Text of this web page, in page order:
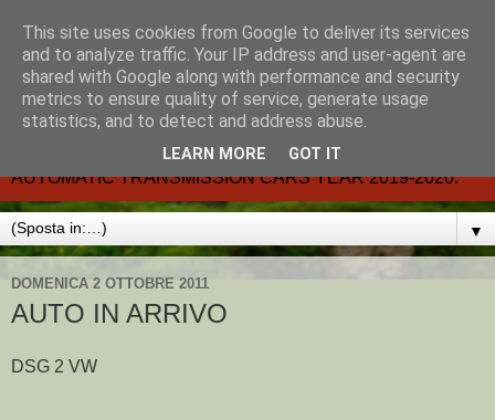
CARMATIC-®-All about
automatic cars.
Dal 2002- email.-marcvent@inwind.it.- NEW BOOK-
AUTOMATIC TRANSMISSION CARS YEAR 2019-2020.
▼
DOMENICA 2 OTTOBRE 2011
AUTO IN ARRIVO
DSG 2 VW
This site uses cookies from Google to deliver its services
and to analyze traffic. Your IP address and user-agent are
shared with Google along with performance and security
metrics to ensure quality of service, generate usage
statistics, and to detect and address abuse.
LEARN MORE GOT IT